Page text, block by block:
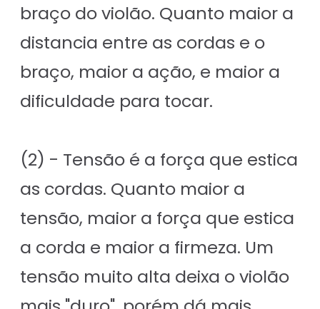
braço do violão. Quanto maior a
distancia entre as cordas e o
braço, maior a ação, e maior a
dificuldade para tocar.
(2) - Tensão é a força que estica
as cordas. Quanto maior a
tensão, maior a força que estica
a corda e maior a firmeza. Um
tensão muito alta deixa o violão